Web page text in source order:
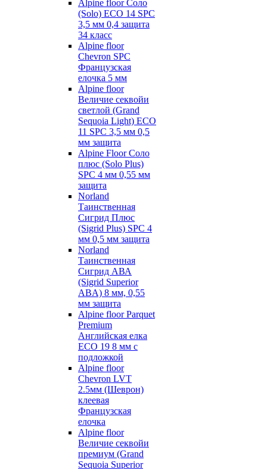
Alpine floor Соло
(Solo) ECO 14 SPC
3,5 мм 0,4 защита
34 класс
Alpine floor
Chevron SPC
Французская
елочка 5 мм
Alpine floor
Величие секвойи
светлой (Grand
Sequoia Light) ECO
11 SPC 3,5 мм 0,5
мм защита
Alpine Floor Соло
плюс (Solo Plus)
SPC 4 мм 0,55 мм
защита
Norland
Таинственная
Сигрид Плюс
(Sigrid Plus) SPC 4
мм 0,5 мм защита
Norland
Таинственная
Сигрид АВА
(Sigrid Superior
ABA) 8 мм, 0,55
мм защита
Alpine floor Parquet
Premium
Английская елка
ECO 19 8 мм с
подложкой
Alpine floor
Chevron LVT
2.5мм (Шеврон)
клеевая
Французская
елочка
Alpine floor
Величие секвойи
премиум (Grand
Sequoia Superior